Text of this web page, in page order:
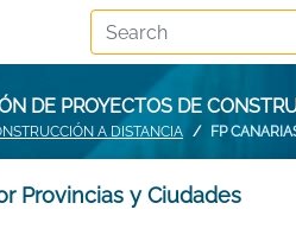
DE PROYECTOS DE
A DISTANCIA FP
Provincias y Ciudades